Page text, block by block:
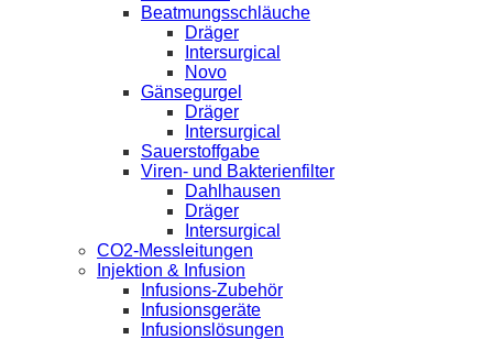
Beatmungsschläuche
Dräger
Intersurgical
Novo
Gänsegurgel
Dräger
Intersurgical
Sauerstoffgabe
Viren- und Bakterienfilter
Dahlhausen
Dräger
Intersurgical
CO2-Messleitungen
Injektion & Infusion
Infusions-Zubehör
Infusionsgeräte
Infusionslösungen